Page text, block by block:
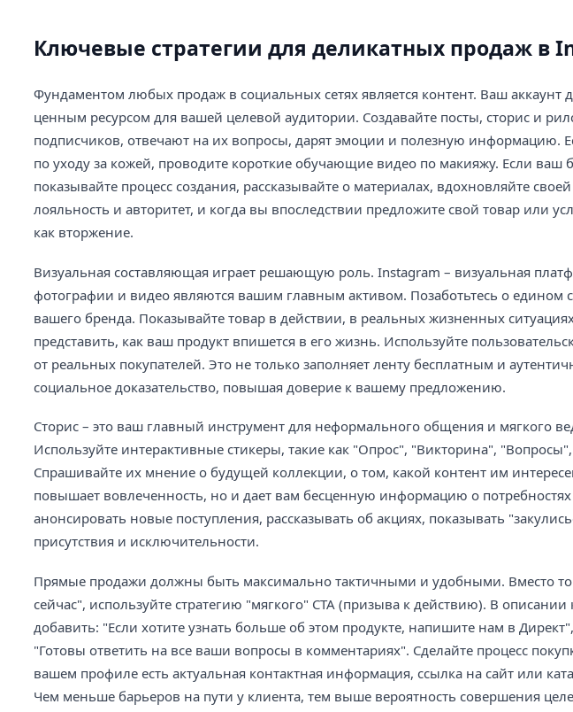
Ключевые стратегии для деликатных продаж в
Фундаментом любых продаж в социальных сетях является контент. Ваш аккаунт
ценным ресурсом для вашей целевой аудитории. Создавайте посты, сторис и
подписчиков, отвечают на их вопросы, дарят эмоции и полезную информацию.
по уходу за кожей, проводите короткие обучающие видео по макияжу. Если ваш
показывайте процесс создания, рассказывайте о материалах, вдохновляйте
лояльность и авторитет, и когда вы впоследствии предложите свой товар или
как вторжение.
Визуальная составляющая играет решающую роль. Instagram – визуальная
фотографии и видео являются вашим главным активом. Позаботьтесь о едином
вашего бренда. Показывайте товар в действии, в реальных жизненных
представить, как ваш продукт впишется в его жизнь. Используйте
от реальных покупателей. Это не только заполняет ленту бесплатным и
социальное доказательство, повышая доверие к вашему предложению.
Сторис – это ваш главный инструмент для неформального общения и мягкого
Используйте интерактивные стикеры, такие как "Опрос", "Викторина",
Спрашивайте их мнение о будущей коллекции, о том, какой контент им
повышает вовлеченность, но и дает вам бесценную информацию о
анонсировать новые поступления, рассказывать об акциях, показывать
присутствия и исключительности.
Прямые продажи должны быть максимально тактичными и удобными. Вместо
сейчас", используйте стратегию "мягкого" CTA (призыва к действию). В
добавить: "Если хотите узнать больше об этом продукте, напишите нам в
"Готовы ответить на все ваши вопросы в комментариях". Сделайте процесс
вашем профиле есть актуальная контактная информация, ссылка на сайт или
Чем меньше барьеров на пути у клиента, тем выше вероятность совершения